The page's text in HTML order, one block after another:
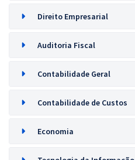
Direito Empresarial
Auditoria Fiscal
Contabilidade Geral
Contabilidade de Custos
Economia